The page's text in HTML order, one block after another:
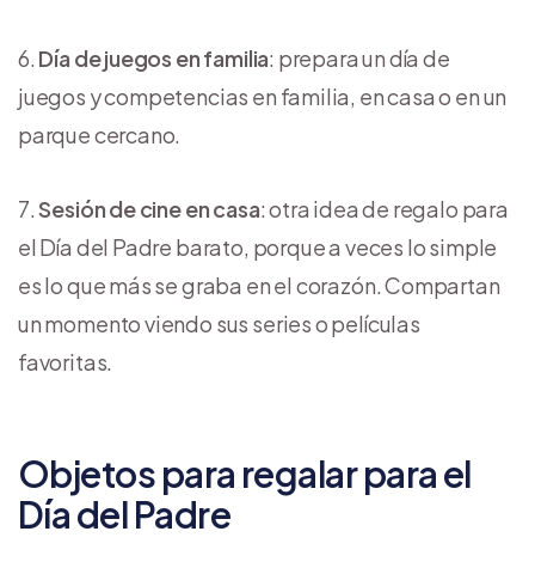
Día de juegos en familia: prepara un día de
juegos y competencias en familia, en casa o en un
parque cercano.
Sesión de cine en casa: otra idea de regalo para
el Día del Padre barato, porque a veces lo simple
es lo que más se graba en el corazón. Compartan
un momento viendo sus series o películas
favoritas.
Objetos para regalar para el
Día del Padre